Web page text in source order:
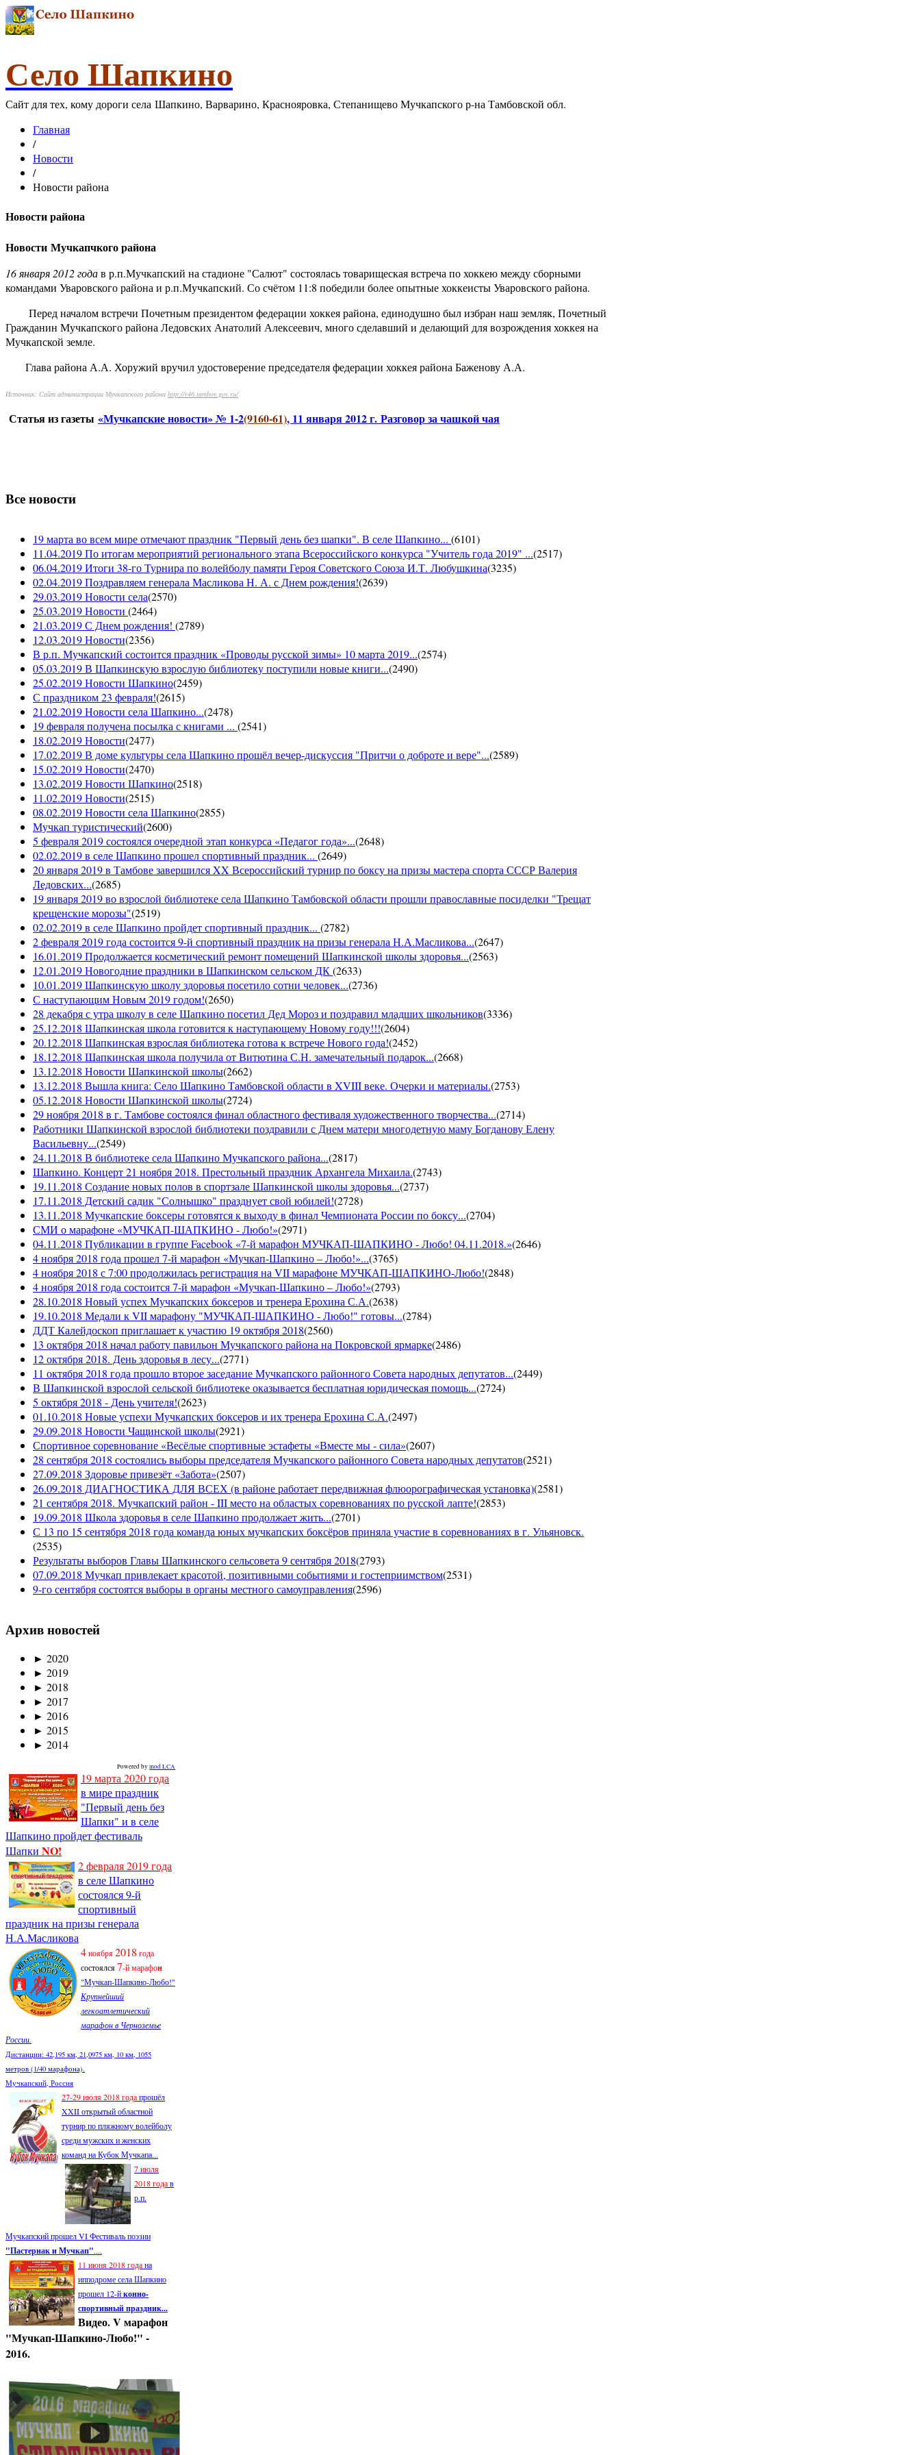
Село Шапкино
Сайт для тех, кому дороги села Шапкино, Варварино, Краснояровка, Степанищево Мучкапского р-на Тамбовской обл.
Главная
/
Новости
/
Новости района
Новости района
Новости Мучкапчкого района
16 января 2012 годав р.п.Мучкапский на стадионе "Салют" состоялась товарищеская встреча по хоккею между сборными
командами Уваровского района и р.п.Мучкапский. Со счётом 11:8 победили более опытные хоккеисты Уваровского района.
Перед началом встречи Почетным президентом федерации хоккея района, единодушно был избран наш земляк, Почетный
Гражданин Мучкапского района Ледовских Анатолий Алексеевич, много сделавший и делающий для возрождения хоккея на
Мучкапской земле.
Глава района А.А. Хоружий вручил удостоверение председателя федерации хоккея района Баженову А.А.
Источник: Сайт администрации Мучкапского района http://r46.tambov.gov.ru/
Статья из газеты «Мучкапские новости» № 1-2(9160-61), 11 января 2012 г. Разговор за чашкой чая
Все новости
19 марта во всем мире отмечают праздник "Первый день без шапки". В селе Шапкино... (6101)
11.04.2019 По итогам мероприятий регионального этапа Всероссийского конкурса "Учитель года 2019" ...(2517)
06.04.2019 Итоги 38-го Турнира по волейболу памяти Героя Советского Союза И.Т. Любушкина(3235)
02.04.2019 Поздравляем генерала Масликова Н. А. с Днем рождения!(2639)
29.03.2019 Новости села(2570)
25.03.2019 Новости (2464)
21.03.2019 С Днем рождения! (2789)
12.03.2019 Новости(2356)
В р.п. Мучкапский состоится праздник «Проводы русской зимы» 10 марта 2019...(2574)
05.03.2019 В Шапкинскую взрослую библиотеку поступили новые книги...(2490)
25.02.2019 Новости Шапкино(2459)
С праздником 23 февраля!(2615)
21.02.2019 Новости села Шапкино...(2478)
19 февраля получена посылка с книгами ... (2541)
18.02.2019 Новости(2477)
17.02.2019 В доме культуры села Шапкино прошёл вечер-дискуссия "Притчи о доброте и вере"...(2589)
15.02.2019 Новости(2470)
13.02.2019 Новости Шапкино(2518)
11.02.2019 Новости(2515)
08.02.2019 Новости села Шапкино(2855)
Мучкап туристический(2600)
5 февраля 2019 состоялся очередной этап конкурса «Педагог года»...(2648)
02.02.2019 в селе Шапкино прошел спортивный праздник... (2649)
20 января 2019 в Тамбове завершился XX Всероссийский турнир по боксу на призы мастера спорта СССР Валерия
Ледовских...(2685)
19 января 2019 во взрослой библиотеке села Шапкино Тамбовской области прошли православные посиделки "Трещат
крещенские морозы"(2519)
02.02.2019 в селе Шапкино пройдет спортивный праздник... (2782)
2 февраля 2019 года состоится 9-й спортивный праздник на призы генерала Н.А.Масликова...(2647)
16.01.2019 Продолжается косметический ремонт помещений Шапкинской школы здоровья...(2563)
12.01.2019 Новогодние праздники в Шапкинском сельском ДК(2633)
10.01.2019 Шапкинскую школу здоровья посетило сотни человек...(2736)
С наступающим Новым 2019 годом!(2650)
28 декабря с утра школу в селе Шапкино посетил Дед Мороз и поздравил младших школьников(3336)
25.12.2018 Шапкинская школа готовится к наступающему Новому году!!!(2604)
20.12.2018 Шапкинская взрослая библиотека готова к встрече Нового года!(2452)
18.12.2018 Шапкинская школа получила от Витютина С.Н. замечательный подарок...(2668)
13.12.2018 Новости Шапкинской школы(2662)
13.12.2018 Вышла книга: Село Шапкино Тамбовской области в XVIII веке. Очерки и материалы.(2753)
05.12.2018 Новости Шапкинской школы(2724)
29 ноября 2018 в г. Тамбове состоялся финал областного фестиваля художественного творчества...(2714)
Работники Шапкинской взрослой библиотеки поздравили с Днем матери многодетную маму Богданову Елену
Васильевну...(2549)
24.11.2018 В библиотеке села Шапкино Мучкапского района...(2817)
Шапкино. Концерт 21 ноября 2018. Престольный праздник Архангела Михаила.(2743)
19.11.2018 Создание новых полов в спортзале Шапкинской школы здоровья...(2737)
17.11.2018 Детский садик "Солнышко" празднует свой юбилей!(2728)
13.11.2018 Мучкапские боксеры готовятся к выходу в финал Чемпионата России по боксу...(2704)
СМИ о марафоне «МУЧКАП-ШАПКИНО - Любо!»(2971)
04.11.2018 Публикации в группе Facebook «7-й марафон МУЧКАП-ШАПКИНО - Любо! 04.11.2018.»(2646)
4 ноября 2018 года прошел 7-й марафон «Мучкап-Шапкино – Любо!»...(3765)
4 ноября 2018 с 7:00 продолжилась регистрация на VII марафоне МУЧКАП-ШАПКИНО-Любо!(2848)
4 ноября 2018 года состоится 7-й марафон «Мучкап-Шапкино – Любо!»(2793)
28.10.2018 Новый успех Мучкапских боксеров и тренера Ерохина С.А.(2638)
19.10.2018 Медали к VII марафону "МУЧКАП-ШАПКИНО - Любо!" готовы...(2784)
ДДТ Калейдоскоп приглашает к участию 19 октября 2018(2560)
13 октября 2018 начал работу павильон Мучкапского района на Покровской ярмарке(2486)
12 октября 2018. День здоровья в лесу...(2771)
11 октября 2018 года прошло второе заседание Мучкапского районного Совета народных депутатов...(2449)
В Шапкинской взрослой сельской библиотеке оказывается бесплатная юридическая помощь...(2724)
5 октября 2018 - День учителя!(2623)
01.10.2018 Новые успехи Мучкапских боксеров и их тренера Ерохина С.А.(2497)
29.09.2018 Новости Чащинской школы(2921)
Спортивное соревнование «Весёлые спортивные эстафеты «Вместе мы - сила»(2607)
28 сентября 2018 состоялись выборы председателя Мучкапского районного Совета народных депутатов(2521)
27.09.2018 Здоровье привезёт «Забота»(2507)
26.09.2018 ДИАГНОСТИКА ДЛЯ ВСЕХ (в районе работает передвижная флюорографическая установка)(2581)
21 сентября 2018. Мучкапский район - III место на областых соревнованиях по русской лапте!(2853)
19.09.2018 Школа здоровья в селе Шапкино продолжает жить...(2701)
С 13 по 15 сентября 2018 года команда юных мучкапских боксёров приняла участие в соревнованиях в г. Ульяновск.
(2535)
Результаты выборов Главы Шапкинского сельсовета 9 сентября 2018(2793)
07.09.2018 Мучкап привлекает красотой, позитивными событиями и гостеприимством(2531)
9-го сентября состоятся выборы в органы местного самоуправления(2596)
Архив новостей
► 2020
► 2019
► 2018
► 2017
► 2016
► 2015
► 2014
Powered bymod LCA
19 марта 2020 года
в мире праздник
"Первый день без
Шапки" и в селе
Шапкино пройдет фестиваль
Шапки NO!
2 февраля 2019 года
в селе Шапкино
состоялся 9-й
спортивный
праздник на призы генерала
Н.А.Масликова
4ноября2018 года
состоялся7-й марафон
"Мучкап-Шапкино-Любо!"
Крупнейший
легкоатлетический
марафон в Черноземье
России.
Дистанции: 42,195 км, 21,0975 км, 10 км, 1055
метров (1/40 марафона).
Мучкапский, Россия
27-29 июля 2018 годапрошёл
XXII открытый областной
турнир по пляжному волейболу
среди мужских и женских
команд на Кубок Мучкапа...
7 июля
2018 годав
р.п.
Мучкапский прошел VI Фестиваль поэзии
"Пастернак и Мучкап"....
11 июня 2018 годана
ипподроме села Шапкино
прошел 12-йконно-
спортивный праздник...
Видео. V марафон
"Мучкап-Шапкино-Любо!" -
2016.